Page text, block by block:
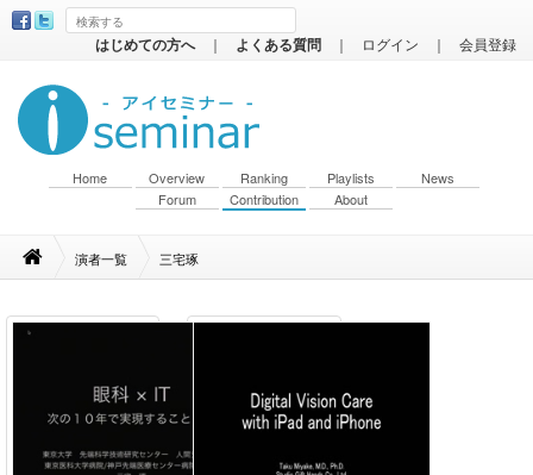
はじめての方へ ｜ よくある質問 ｜ ログイン ｜ 会員登録
Home Overview Ranking Playlists
News
Forum
Contribution About
演者一覧 三宅琢